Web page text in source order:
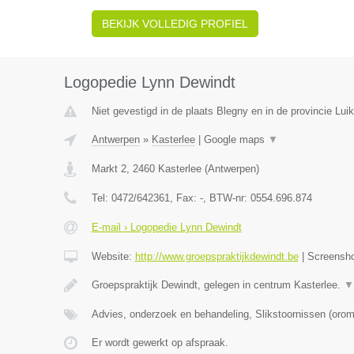
BEKIJK VOLLEDIG PROFIEL
Logopedie Lynn Dewindt
Niet gevestigd in de plaats Blegny en in de provincie
Antwerpen» Kasterlee| Google maps ▼
Markt 2, 2460 Kasterlee(Antwerpen)
Tel: 0472/642361, Fax: -, BTW-nr: 0554.696.874
E-mail › Logopedie Lynn Dewindt
Website: http://www.groepspraktijkdewindt.be|
Groepspraktijk Dewindt, gelegen in centrum Kasterlee. ▼
Advies, onderzoek en behandeling, Slikstoornissen
Er wordt gewerkt op afspraak.